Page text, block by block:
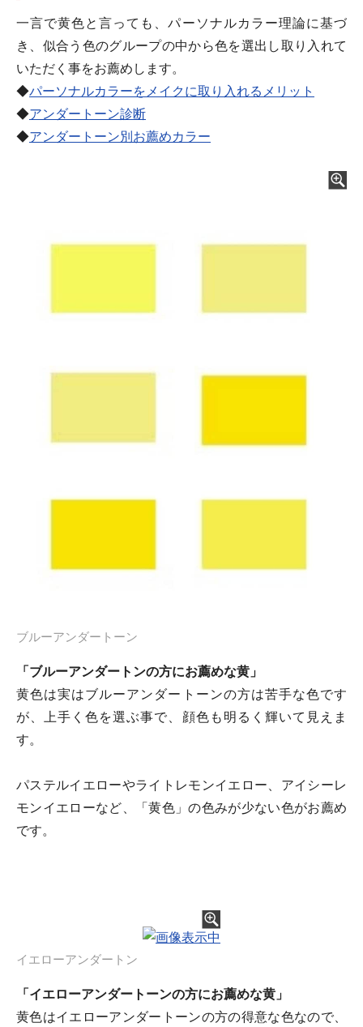
一言で黄色と言っても、パーソナルカラー理論に基づ
き、似合う色のグループの中から色を選出し取り入れて
いただく事をお薦めします。
◆パーソナルカラーをメイクに取り入れるメリット
◆アンダートーン診断
◆アンダートーン別お薦めカラー
ブルーアンダートーン
「ブルーアンダートンの方にお薦めな黄」
黄色は実はブルーアンダートーンの方は苦手な色です
が、上手く色を選ぶ事で、顔色も明るく輝いて見えま
す。
パステルイエローやライトレモンイエロー、アイシーレ
モンイエローなど、「黄色」の色みが少ない色がお薦め
です。
イエローアンダートン
「イエローアンダートーンの方にお薦めな黄」
黄色はイエローアンダートーンの方の得意な色なので、